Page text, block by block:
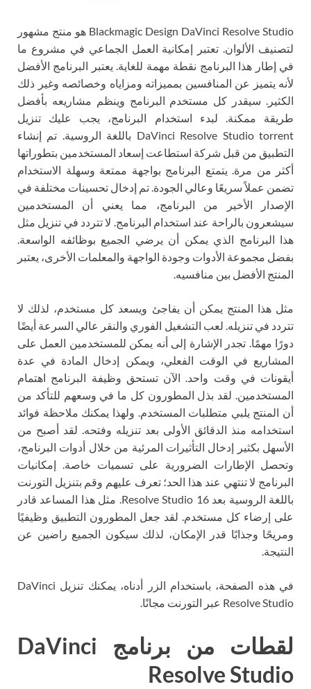
Blackmagic Design DaVinci Resolve Studio هو منتج مشهور
لتصنيف الألوان. تعتبر إمكانية العمل الجماعي في مشروع ما
في إطار هذا البرنامج نقطة مهمة للغاية. يعتبر البرنامج الأفضل
لأنه يتميز عن المنافسين بمميزاته ومزاياه وخصائصه وغير ذلك
الكثير. سيقدر كل مستخدم البرنامج وينظم مشاريعه بأفضل
طريقة ممكنة. لبدء استخدام البرنامج، يجب عليك تنزيل
DaVinci Resolve Studio torrent باللغة الروسية. تم إنشاء
التطبيق من قبل شركة استطاعت إسعاد المستخدمين بتطوراتها
أكثر من مرة. يتمتع البرنامج بواجهة ممتعة وسهلة الاستخدام
تضمن عملاً سريعًا وعالي الجودة. تم إدخال تحسينات مختلفة في
الإصدار الأخير من البرنامج، مما يعني أن المستخدمين
سيشعرون بالراحة عند استخدام البرنامج. لا تتردد في تنزيل مثل
هذا البرنامج الذي يمكن أن يرضي الجميع بوظائفه الواسعة.
بفضل مجموعة الأدوات وجودة الواجهة والمعلمات الأخرى، يعتبر
المنتج الأفضل بين منافسيه.
مثل هذا المنتج يمكن أن يفاجئ ويسعد كل مستخدم، لذلك لا
تتردد في تنزيله. لعب التشغيل الفوري والنقر عالي السرعة أيضًا
دورًا مهمًا. تجدر الإشارة إلى أنه يمكن للمستخدمين العمل على
المشاريع في الوقت الفعلي، ويمكن إدخال المادة في عدة
أيقونات في وقت واحد. الآن تستحق وظيفة البرنامج اهتمام
المستخدمين. لقد بذل المطورون كل ما في وسعهم للتأكد من
أن المنتج يلبي متطلبات المستخدم. ولهذا يمكنك ملاحظة فوائد
استخدامه منذ الدقائق الأولى بعد تنزيله وفتحه. لقد أصبح من
الأسهل بكثير إدخال التأثيرات المرئية من خلال أدوات البرنامج،
وتحصل الإطارات الضرورية على تسميات خاصة. إمكانيات
البرنامج لا تنتهي عند هذا الحد؛ تعرف عليهم وقم بتنزيل التورنت
باللغة الروسية بعد Resolve Studio 16. مثل هذا المساعد قادر
على إرضاء كل مستخدم. لقد جعل المطورون التطبيق وظيفيًا
ومريحًا وجذابًا قدر الإمكان، لذلك سيكون الجميع راضين عن
النتيجة.
في هذه الصفحة، باستخدام الزر أدناه، يمكنك تنزيل DaVinci
Resolve Studio عبر التورنت مجانًا.
لقطات من برنامج DaVinci
Resolve Studio